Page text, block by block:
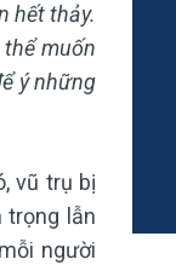
hết thảy.
muốn
ý những
vũ trụ bị
trọng lẫn
người